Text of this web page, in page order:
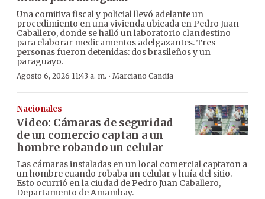
Una comitiva fiscal y policial llevó adelante un
procedimiento en una vivienda ubicada en Pedro Juan
Caballero, donde se halló un laboratorio clandestino
para elaborar medicamentos adelgazantes. Tres
personas fueron detenidas: dos brasileños y un
paraguayo.
Agosto 6, 2026 11:43 a. m. · Marciano Candia
Nacionales
Video: Cámaras de seguridad
de un comercio captan a un
hombre robando un celular
Las cámaras instaladas en un local comercial captaron a
un hombre cuando robaba un celular y huía del sitio.
Esto ocurrió en la ciudad de Pedro Juan Caballero,
Departamento de Amambay.